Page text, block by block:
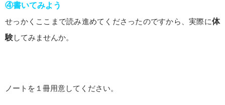
④書いてみよう
せっかくここまで読み進めてくださったのですから、実際に体
験してみませんか。
ノートを１冊用意してください。